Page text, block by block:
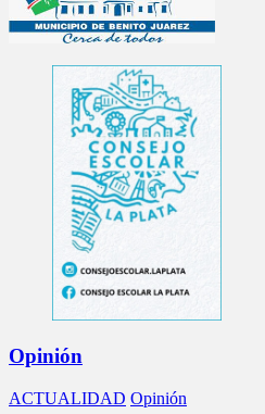
Opinión
ACTUALIDAD Opinión